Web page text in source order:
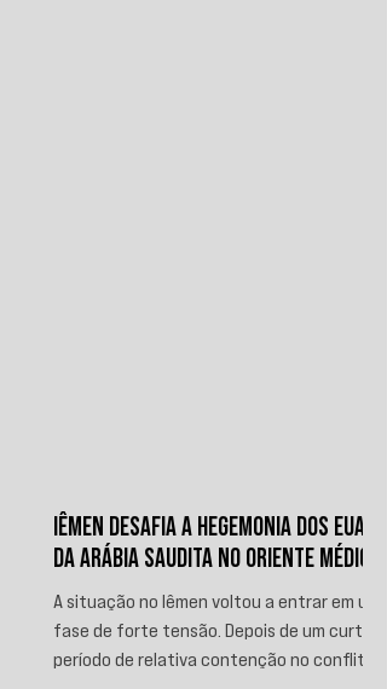
IÊMEN DESAFIA A HEGEMONIA DOS EUA E
DA ARÁBIA SAUDITA NO ORIENTE MÉDIO
A situação no Iêmen voltou a entrar em uma
fase de forte tensão. Depois de um curto
período de relativa contenção no conflito,